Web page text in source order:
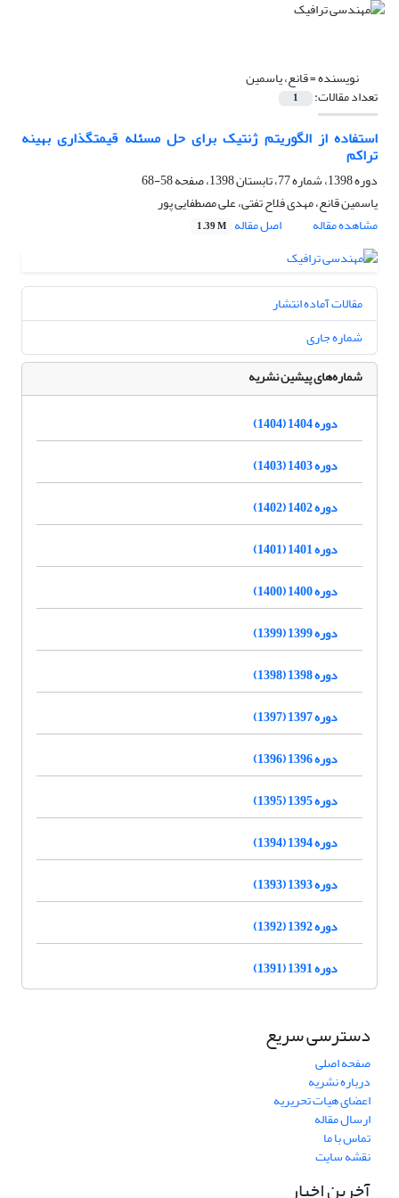
نویسنده =قانع، یاسمین
تعداد مقالات: 1
استفاده از الگوریتم ژنتیک برای حل مسئله قیمت‏گذاری بهینه
تراکم
دوره 1398، شماره 77، تابستان 1398، صفحه
58-68
یاسمین قانع، مهدی فلاح تفتی، علی مصطفایی ‎پور
مشاهده مقاله
اصل مقاله 1.39 M
مقالات آماده انتشار
شماره جاری
شماره‌های پیشین نشریه
دوره 1404 (1404)
دوره 1403 (1403)
دوره 1402 (1402)
دوره 1401 (1401)
دوره 1400 (1400)
دوره 1399 (1399)
دوره 1398 (1398)
دوره 1397 (1397)
دوره 1396 (1396)
دوره 1395 (1395)
دوره 1394 (1394)
دوره 1393 (1393)
دوره 1392 (1392)
دوره 1391 (1391)
دسترسی سریع
صفحه اصلی
درباره نشریه
اعضای هیات تحریریه
ارسال مقاله
تماس با ما
نقشه سایت
آخرین اخبار